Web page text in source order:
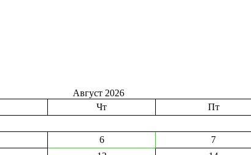
Август 2026
Чт Пт
6 7